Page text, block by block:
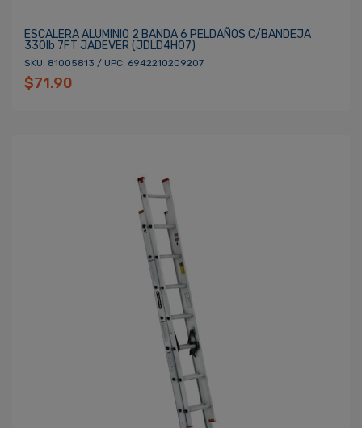
ESCALERA ALUMINIO 2 BANDA 6 PELDAÑOS C/BANDEJA
330lb 7FT JADEVER (JDLD4H07)
SKU: 81005813 / UPC: 6942210209207
$71.90